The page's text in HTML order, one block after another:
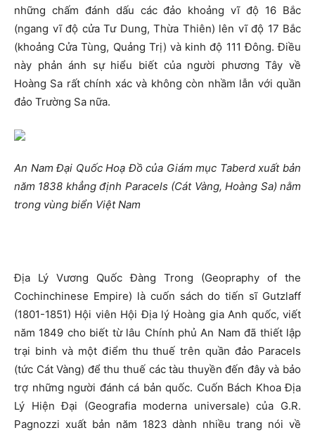
những chấm đánh dấu các đảo khoảng vĩ độ 16 Bắc
(ngang vĩ độ cửa Tư Dung, Thừa Thiên) lên vĩ độ 17 Bắc
(khoảng Cửa Tùng, Quảng Trị) và kinh độ 111 Đông. Điều
này phản ánh sự hiểu biết của người phương Tây về
Hoàng Sa rất chính xác và không còn nhầm lẫn với quần
đảo Trường Sa nữa.
An Nam Đại Quốc Hoạ Đồ của Giám mục Taberd xuất bản
năm 1838 khẳng định Paracels (Cát Vàng, Hoàng Sa) nằm
trong vùng biển Việt Nam
Địa Lý Vương Quốc Đàng Trong (Geopraphy of the
Cochinchinese Empire) là cuốn sách do tiến sĩ Gutzlaff
(1801-1851) Hội viên Hội Địa lý Hoàng gia Anh quốc, viết
năm 1849 cho biết từ lâu Chính phủ An Nam đã thiết lập
trại binh và một điểm thu thuế trên quần đảo Paracels
(tức Cát Vàng) để thu thuế các tàu thuyền đến đây và bảo
trợ những người đánh cá bản quốc. Cuốn Bách Khoa Địa
Lý Hiện Đại (Geografia moderna universale) của G.R.
Pagnozzi xuất bản năm 1823 dành nhiều trang nói về